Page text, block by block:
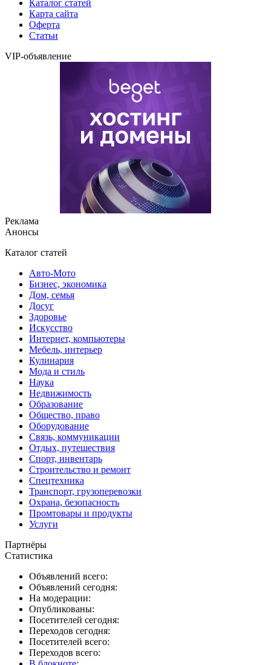
Каталог статей
Карта сайта
Оферта
Статьи
VIP-объявление
Реклама
Анонсы
Каталог статей
Авто-Мото
Бизнес, экономика
Дом, семья
Досуг
Здоровье
Искусство
Интернет, компьютеры
Мебель, интерьер
Кулинария
Мода и стиль
Наука
Недвижимость
Образование
Общество, право
Оборудование
Связь, коммуникации
Отдых, путешествия
Спорт, инвентарь
Строительство и ремонт
Спецтехника
Транспорт, грузоперевозки
Охрана, безопасность
Промтовары и продукты
Услуги
Партнёры
Статистика
Объявлений всего:
Объявлений сегодня:
На модерации:
Опубликованы:
Посетителей сегодня:
Переходов сегодня:
Посетителей всего:
Переходов всего: